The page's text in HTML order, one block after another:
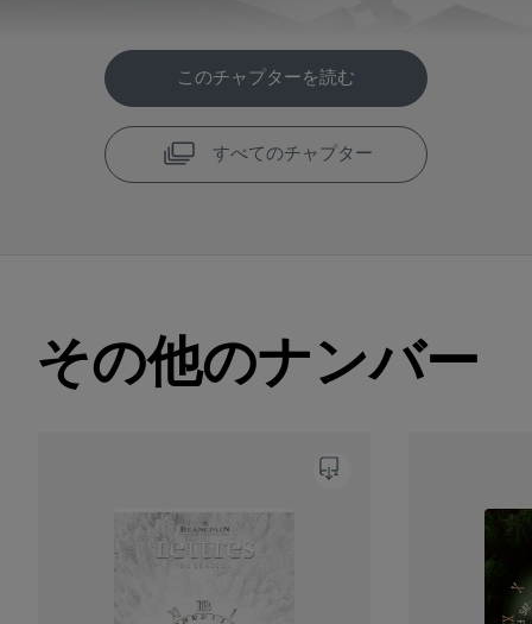
このチャプターを読む
すべてのチャプター
その他のナンバー